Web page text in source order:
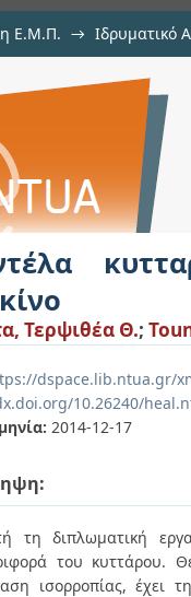
Ε.Μ.Π. → Ιδρυματικό
Τερψιθέα Θ.;
dspace.lib.ntua.gr/
10.26240/
2014-12-17
τη διπλωματική
του κυττάρου.
ισορροπίας, έχει